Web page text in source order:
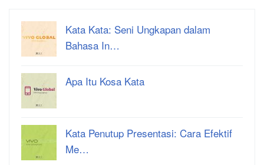
Kata Kata: Seni Ungkapan dalam
Bahasa In…
Apa Itu Kosa Kata
Kata Penutup Presentasi: Cara Efektif
Me…